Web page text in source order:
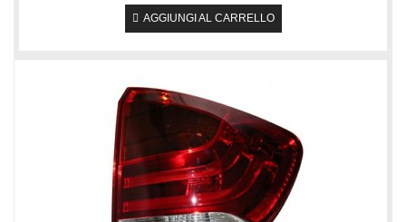
AGGIUNGI AL CARRELLO